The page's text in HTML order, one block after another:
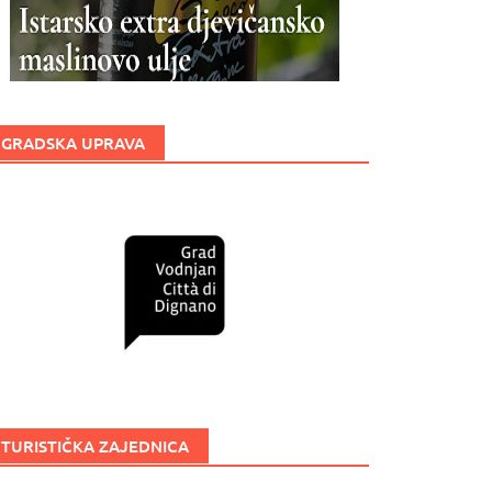
GRADSKA UPRAVA
TURISTIČKA ZAJEDNICA